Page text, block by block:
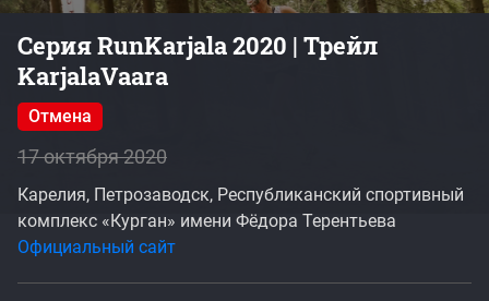
Серия RunKarjala 2020 | Трейл
KarjalaVaara
Отмена
17 октября 2020
Карелия, Петрозаводск, Республиканский спортивный
комплекс «Курган» имени Фёдора Терентьева
Официальный сайт